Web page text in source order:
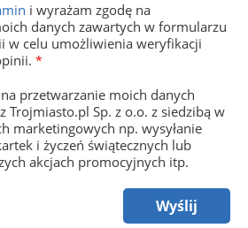
i wyrażam zgodę na
danych zawartych w formularzu
w celu umożliwienia weryfikacji
*
przetwarzanie moich danych
Trojmiasto.pl Sp. z o.o. z siedzibą w
marketingowych np. wysyłanie
i życzeń świątecznych lub
akcjach promocyjnych itp.
Wyślij